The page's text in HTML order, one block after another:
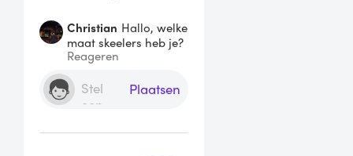
Christian Hallo, welke
maat skeelers heb je?
Reageren
Plaatsen